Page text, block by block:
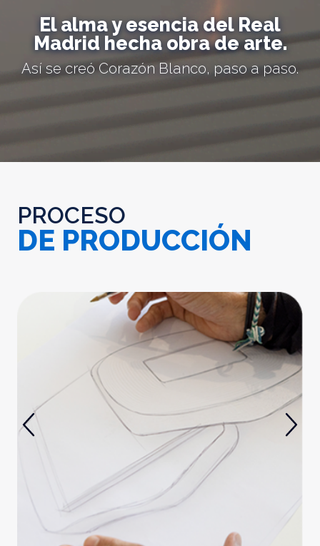
El alma y esencia del Real
Madrid hecha obra de arte.
Así se creó Corazón Blanco, paso a paso.
PROCESO
DE PRODUCCIÓN